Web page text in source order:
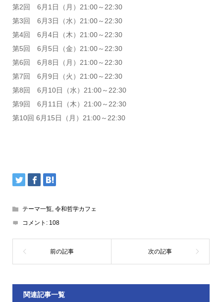
第2回 6月1日（月）21:00～22:30
第3回 6月3日（水）21:00～22:30
第4回 6月4日（木）21:00～22:30
第5回 6月5日（金）21:00～22:30
第6回 6月8日（月）21:00～22:30
第7回 6月9日（火）21:00～22:30
第8回 6月10日（水）21:00～22:30
第9回 6月11日（木）21:00～22:30
第10回 6月15日（月）21:00～22:30
テーマ一覧, 令和哲学カフェ
コメント: 108
関連記事一覧